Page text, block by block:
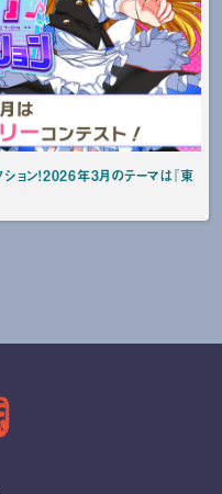
ョン！2026年3月のテーマは『東